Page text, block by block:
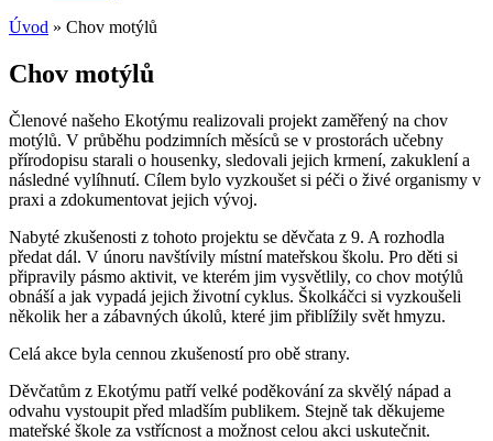
Úvod » Chov motýlů
Chov motýlů
Členové našeho Ekotýmu realizovali projekt zaměřený na chov
motýlů. V průběhu podzimních měsíců se v prostorách učebny
přírodopisu starali o housenky, sledovali jejich krmení, zakuklení a
následné vylíhnutí. Cílem bylo vyzkoušet si péči o živé organismy v
praxi a zdokumentovat jejich vývoj.
Nabyté zkušenosti z tohoto projektu se děvčata z 9. A rozhodla
předat dál. V únoru navštívily místní mateřskou školu. Pro děti si
připravily pásmo aktivit, ve kterém jim vysvětlily, co chov motýlů
obnáší a jak vypadá jejich životní cyklus. Školkáčci si vyzkoušeli
několik her a zábavných úkolů, které jim přiblížily svět hmyzu.
Celá akce byla cennou zkušeností pro obě strany.
Děvčatům z Ekotýmu patří velké poděkování za skvělý nápad a
odvahu vystoupit před mladším publikem. Stejně tak děkujeme
mateřské škole za vstřícnost a možnost celou akci uskutečnit.